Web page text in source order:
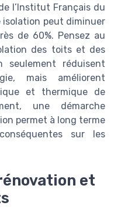
l’Institut Français du
isolation peut diminuer
de 60%. Pensez au
des toits et des
seulement réduisent
mais améliorent
et thermique de
une démarche
permet à long terme
sur les
et